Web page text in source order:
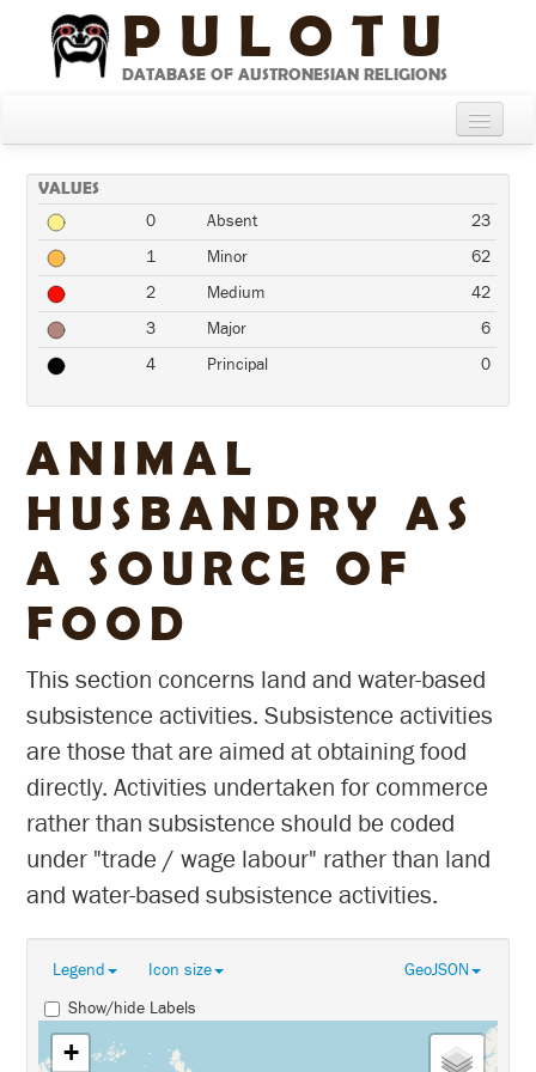
PULOTU
DATABASE OF AUSTRONESIAN RELIGIONS
About
Cultures
Compare Cultures
Sources
VALUES
0 Absent
23
1
Minor
62
2
Medium
42
3
Major
6
4
Principal 0
ANIMAL
HUSBANDRY AS
A SOURCE OF
FOOD
This section concerns land and water-based
subsistence activities. Subsistence activities
are those that are aimed at obtaining food
directly. Activities undertaken for commerce
rather than subsistence should be coded
under "trade / wage labour" rather than land
and water-based subsistence activities.
Legend Icon size
GeoJSON
Show/hide Labels
+